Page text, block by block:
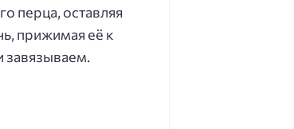
перца, оставляя
прижимая её к
завязываем.